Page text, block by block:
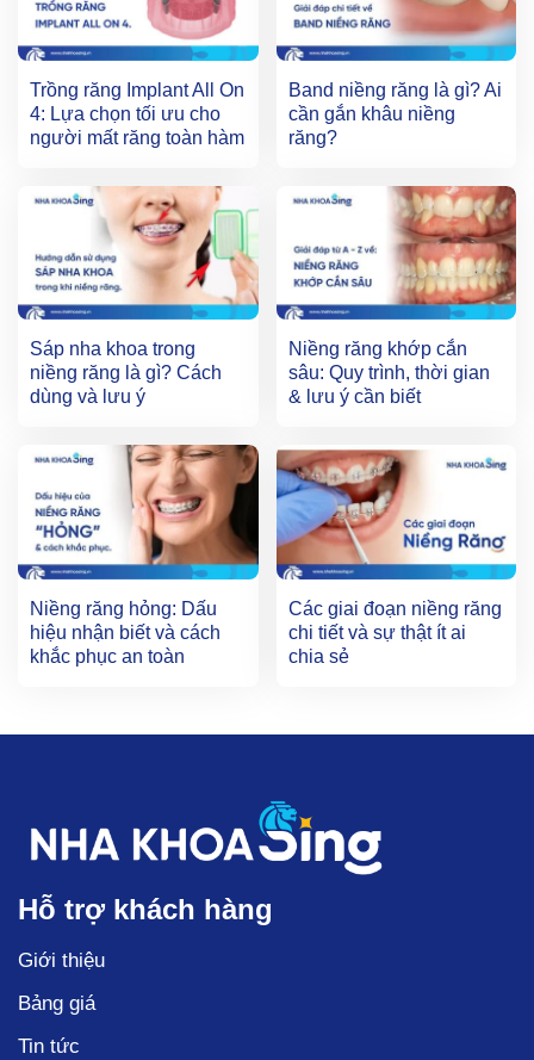
Trồng răng Implant All On
4: Lựa chọn tối ưu cho
người mất răng toàn hàm
Band niềng răng là gì? Ai
cần gắn khâu niềng
răng?
Sáp nha khoa trong
niềng răng là gì? Cách
dùng và lưu ý
Niềng răng khớp cắn
sâu: Quy trình, thời gian
& lưu ý cần biết
Niềng răng hỏng: Dấu
hiệu nhận biết và cách
khắc phục an toàn
Các giai đoạn niềng răng
chi tiết và sự thật ít ai
chia sẻ
Hỗ trợ khách hàng
Giới thiệu
Bảng giá
Tin tức